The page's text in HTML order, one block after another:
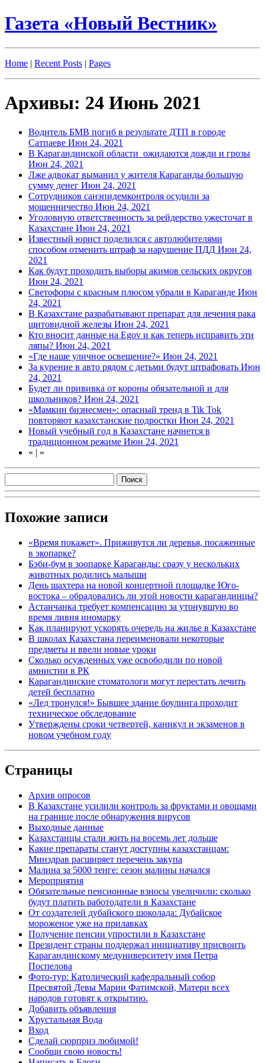
Газета «Новый Вестник»
Home | Recent Posts | Pages
Архивы: 24 Июнь 2021
Водитель БМВ погиб в результате ДТП в городе
Сатпаеве Июн 24, 2021
В Карагандинской области ожидаются дожди и грозы
Июн 24, 2021
Лже адвокат выманил у жителя Караганды большую
сумму денег Июн 24, 2021
Сотрудников санэпидемконтроля осудили за
мошенничество Июн 24, 2021
Уголовную ответственность за рейдерство ужесточат в
Казахстане Июн 24, 2021
Известный юрист поделился с автолюбителями
способом отменить штраф за нарушение ПДД Июн 24,
2021
Как будут проходить выборы акимов сельских округов
Июн 24, 2021
Светофоры с красным плюсом убрали в Караганде Июн
24, 2021
В Казахстане разрабатывают препарат для лечения рака
щитовидной железы Июн 24, 2021
Кто вносит данные на Egov и как теперь исправить эти
ляпы? Июн 24, 2021
«Где наше уличное освещение?» Июн 24, 2021
За курение в авто рядом с детьми будут штрафовать Июн
24, 2021
Будет ли прививка от короны обязательной и для
школьников? Июн 24, 2021
«Мамкин бизнесмен»: опасный тренд в Tik Tok
повторяют казахстанские подростки Июн 24, 2021
Новый учебный год в Казахстане начнется в
традиционном режиме Июн 24, 2021
« | »
Похожие записи
«Время покажет». Приживутся ли деревья, посаженные
в экопарке?
Бэби-бум в зоопарке Караганды: сразу у нескольких
животных родились малыши
День шахтера на новой концертной площадке Юго-
востока – обрадовались ли этой новости карагандинцы?
Астанчанка требует компенсацию за утонувшую во
время ливня иномарку
Как планируют ускорять очередь на жилье в Казахстане
В школах Казахстана переименовали некоторые
предметы и ввели новые уроки
Сколько осужденных уже освободили по новой
амнистии в РК
Карагандинские стоматологи могут перестать лечить
детей бесплатно
«Лед тронулся!» Бывшее здание боулинга проходит
техническое обследование
Утверждены сроки четвертей, каникул и экзаменов в
новом учебном году
Страницы
Архив опросов
В Казахстане усилили контроль за фруктами и овощами
на границе после обнаружения вирусов
Выходные данные
Казахстанцы стали жить на восемь лет дольше
Какие препараты станут доступны казахстанцам:
Минздрав расширяет перечень закупа
Малина за 5000 тенге: сезон малины начался
Мероприятия
Обязательные пенсионные взносы увеличили: сколько
будут платить работодатели в Казахстане
От создателей дубайского шоколада: Дубайское
мороженое уже на прилавках
Получение пенсии упростили в Казахстане
Президент страны поддержал инициативу присвоить
Карагандинскому медуниверситету имя Петра
Поспелова
Фото-тур: Католический кафедральный собор
Пресвятой Девы Марии Фатимской, Матери всех
народов готовят к открытию.
Добавить объявления
Хрустальная Вода
Вход
Сделай сюрприз любимой!
Сообщи свою новость!